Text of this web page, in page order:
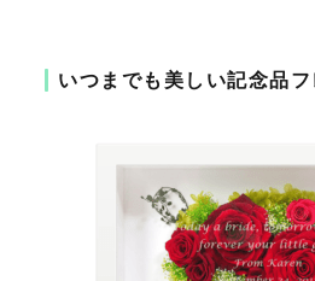
いつまでも美しい記念品